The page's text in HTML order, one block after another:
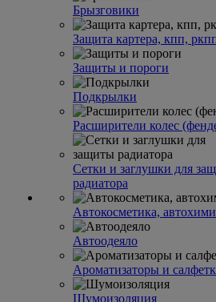
Брызговики
Защита картера, кпп,
Защиты и пороги
Подкрылки
Расширители колес
Сетки и заглушки для
радиатора
Автокосметика,
Автоодеяло
Ароматизаторы и
Шумоизоляция